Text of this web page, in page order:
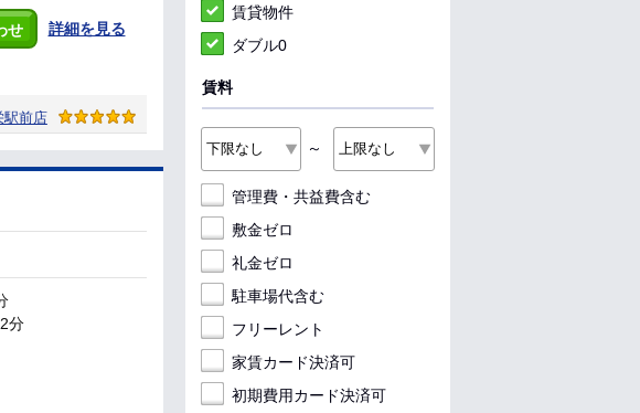
せ 詳細を見る
駅前店
分
賃貸物件
ダブル0
賃料
～
管理費・共益費含む
敷金ゼロ
礼金ゼロ
駐車場代含む
フリーレント
家賃カード決済可
初期費用カード決済可